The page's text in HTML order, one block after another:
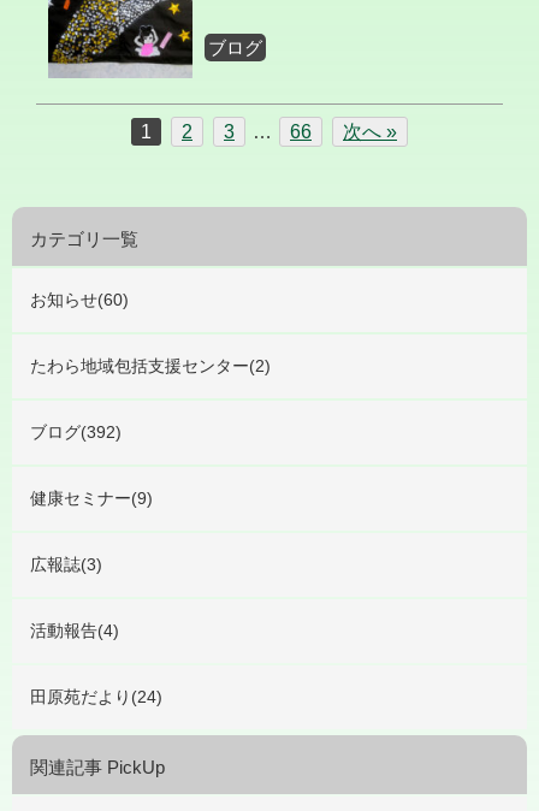
ブログ
1 2 3 … 66 次へ »
カテゴリ一覧
お知らせ(60)
たわら地域包括支援センター(2)
ブログ(392)
健康セミナー(9)
広報誌(3)
活動報告(4)
田原苑だより(24)
関連記事 PickUp